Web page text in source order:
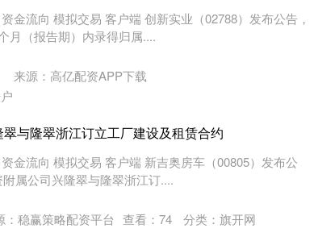
金流向 模拟交易 客户端 创新实业（02788）发布公告，
月（报告期）内录得归属....
来源：高亿配资APP下载
与隆翠浙江订立工厂建设及租赁合约
金流向 模拟交易 客户端 新吉奥房车（00805）发布公
属公司兴隆翠与隆翠浙江订....
：稳赢策略配资平台 查看： 74 分类： 旗开网